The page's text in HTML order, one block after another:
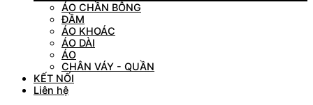
ÁO CHẦN BÔNG
ĐẦM
ÁO KHOÁC
ÁO DÀI
ÁO
CHÂN VÁY - QUẦN
KẾT NỐI
Liên hệ